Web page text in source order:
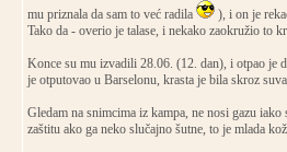
mu priznala da sam to već radila
), i on je
Tako da - overio je talase, i nekako zaokružio to
Konce su mu izvadili 28.06. (12. dan), i otpao je
je otputovao u Barselonu, krasta je bila skroz
Gledam na snimcima iz kampa, ne nosi gazu
zaštitu ako ga neko slučajno šutne, to je mlada